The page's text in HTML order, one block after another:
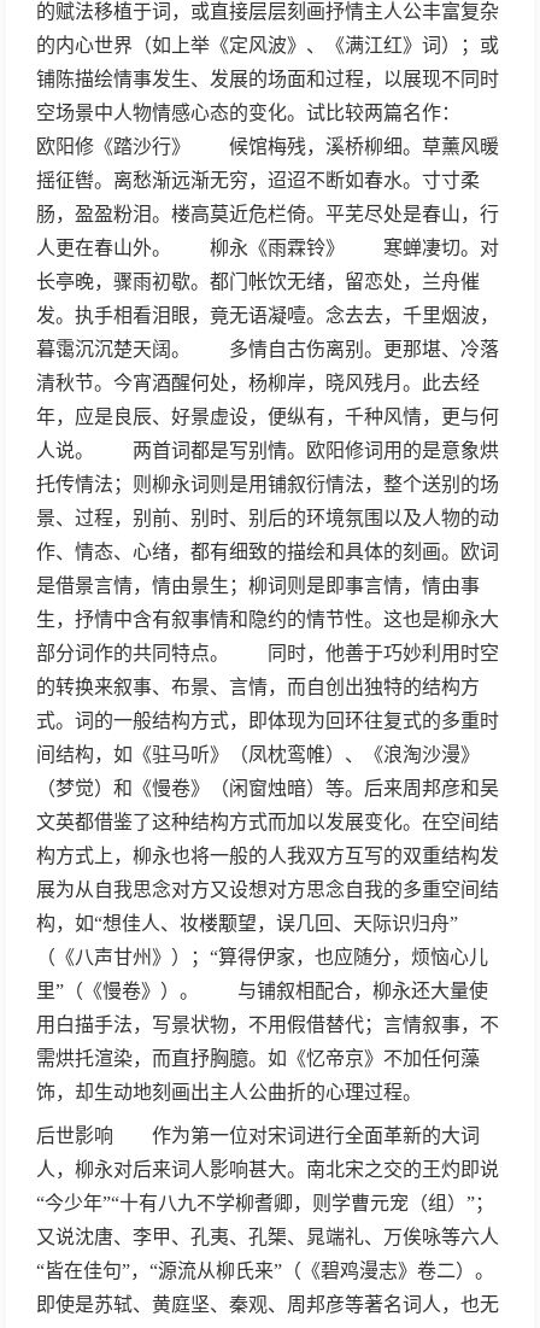
的赋法移植于词，或直接层层刻画抒情主人公丰富复杂
的内心世界（如上举《定风波》、《满江红》词）；或
铺陈描绘情事发生、发展的场面和过程，以展现不同时
空场景中人物情感心态的变化。试比较两篇名作：
欧阳修《踏沙行》 候馆梅残，溪桥柳细。草薰风暖
摇征辔。离愁渐远渐无穷，迢迢不断如春水。寸寸柔
肠，盈盈粉泪。楼高莫近危栏倚。平芜尽处是春山，行
人更在春山外。 柳永《雨霖铃》 寒蝉凄切。对
长亭晚，骤雨初歇。都门帐饮无绪，留恋处，兰舟催
发。执手相看泪眼，竟无语凝噎。念去去，千里烟波，
暮霭沉沉楚天阔。 多情自古伤离别。更那堪、冷落
清秋节。今宵酒醒何处，杨柳岸，晓风残月。此去经
年，应是良辰、好景虚设，便纵有，千种风情，更与何
人说。 两首词都是写别情。欧阳修词用的是意象烘
托传情法；则柳永词则是用铺叙衍情法，整个送别的场
景、过程，别前、别时、别后的环境氛围以及人物的动
作、情态、心绪，都有细致的描绘和具体的刻画。欧词
是借景言情，情由景生；柳词则是即事言情，情由事
生，抒情中含有叙事情和隐约的情节性。这也是柳永大
部分词作的共同特点。 同时，他善于巧妙利用时空
的转换来叙事、布景、言情，而自创出独特的结构方
式。词的一般结构方式，即体现为回环往复式的多重时
间结构，如《驻马听》（凤枕鸾帷）、《浪淘沙漫》
（梦觉）和《慢卷》（闲窗烛暗）等。后来周邦彦和吴
文英都借鉴了这种结构方式而加以发展变化。在空间结
构方式上，柳永也将一般的人我双方互写的双重结构发
展为从自我思念对方又设想对方思念自我的多重空间结
构，如“想佳人、妆楼颙望，误几回、天际识归舟”
（《八声甘州》）；“算得伊家，也应随分，烦恼心儿
里”（《慢卷》）。 与铺叙相配合，柳永还大量使
用白描手法，写景状物，不用假借替代；言情叙事，不
需烘托渲染，而直抒胸臆。如《忆帝京》不加任何藻
饰，却生动地刻画出主人公曲折的心理过程。
后世影响 作为第一位对宋词进行全面革新的大词
人，柳永对后来词人影响甚大。南北宋之交的王灼即说
“今少年”“十有八九不学柳耆卿，则学曹元宠（组）”；
又说沈唐、李甲、孔夷、孔榘、晁端礼、万俟咏等六人
“皆在佳句”，“源流从柳氏来”（《碧鸡漫志》卷二）。
即使是苏轼、黄庭坚、秦观、周邦彦等著名词人，也无